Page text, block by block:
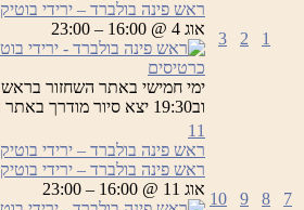
1
2
3
ראש פינה בולברד – ירידי בוטיק
אוג 4 @ 16:00 – 23:00
כרטיסים
וב19:30 יצא סיור מודרך באתר השחזור …
7
8
9
10
11
ראש פינה בולברד – ירידי בוטיק
ראש פינה בולברד – ירידי בוטיק
אוג 11 @ 16:00 – 23:00